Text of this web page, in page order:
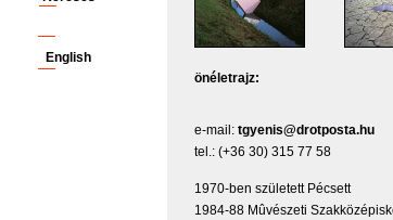
English
önéletrajz:
e-mail: tgyenis@drotposta.hu
tel.: (+36 30) 315 77 58
1970-ben született Pécsett
1984-88 Mûvészeti